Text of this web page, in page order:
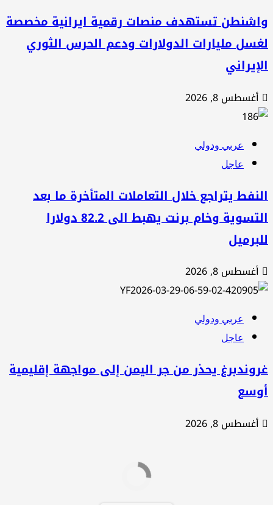
تستهدف منصات رقمية ايرانية مخصصة
مليارات الدولارات ودعم الحرس الثوري
أغسطس 8, 2026
عربي ودولي
عاجل
يتراجع خلال التعاملات المتأخرة ما بعد
التسوية وخام برنت يهبط الى 82.2 دولارا
أغسطس 8, 2026
عربي ودولي
عاجل
يحذر من جر اليمن إلى مواجهة إقليمية
أغسطس 8, 2026